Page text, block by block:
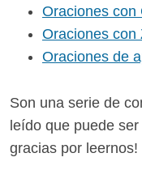
Oraciones con
Oraciones con
Oraciones de
Son una serie de
leído que puede
gracias por leernos!